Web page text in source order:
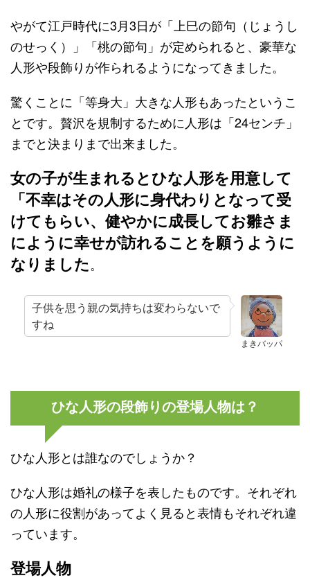
やがて江戸時代に3月3日が「上巳の節句（じょうし
のせっく）」「桃の節句」が定められると、豪華な
人形や段飾りが作られるようになってきました。
驚くことに「等身大」大きな人形もあったというこ
とです。贅沢を規制するために人形は「24センチ」
までと決まりまで出来ました。
女の子が生まれるとひな人形を用意して
「不幸はその人形に身代わりとなって受
けてもらい、健やかに成長してお雛さま
にように幸せが訪れることを願うように
なりました。
まきバッパ
子供を思う親の気持ちは変わらないで
すね
ひな人形の段飾りの登場人物は？
ひな人形とは誰なのでしょうか？
ひな人形は婚礼の様子を表したものです。それぞれ
の人形に役割があってよく見ると表情もそれぞれ違
っています。
登場人物